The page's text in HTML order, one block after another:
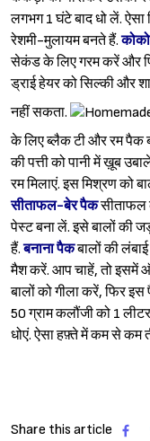
लगभग 1 घंटे बाद धो लें.
रेशमी-मुलायम बनते हैं.
सेकंड के लिए गरम करें और
ड्राई हेयर को सिल्की और
नहीं सकता.
के लिए ब्लैक टी और रम पैक
की पत्ती को पानी में ख़ूब
रम मिलाएं. इस मिश्रण को
सीताफल-बेर पैकसीताफल
पेस्ट बना लें. इसे बालों की
हैं.बनाना पैकबालों की
मैश करें. आप चाहें, तो इसमें
बालों को गीला करें, फिर
50 ग्राम कलौंजी को 1
धोएं. ऐसा हफ़्ते में कम से कम
Share this article